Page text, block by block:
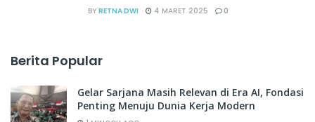
BY RETNA DWI 4 MARET 2025 0
Berita Popular
Gelar Sarjana Masih Relevan di Era AI, Fondasi
Penting Menuju Dunia Kerja Modern